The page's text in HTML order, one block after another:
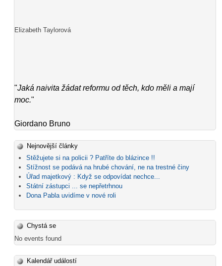
Elizabeth Taylorová
"Jaká naivita žádat reformu od těch, kdo měli a mají
moc."
Giordano Bruno
Nejnovější články
Stěžujete si na policii ? Patříte do blázince !!
Stížnost se podává na hrubé chování, ne na trestné činy
Úřad majetkový : Když se odpovídat nechce...
Státní zástupci ... se nepřetrhnou
Dona Pabla uvidíme v nové roli
Chystá se
No events found
Kalendář událostí